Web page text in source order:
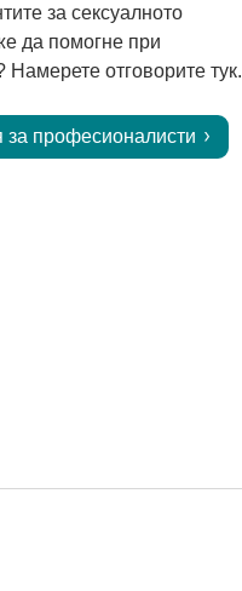
за сексуалното
да помогне при
Намерете отговорите тук.
професионалисти